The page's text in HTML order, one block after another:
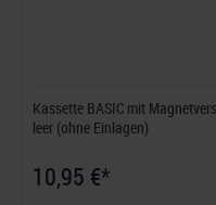
Kassette BASIC mit
leer (ohne Einlagen)
10,95 €*